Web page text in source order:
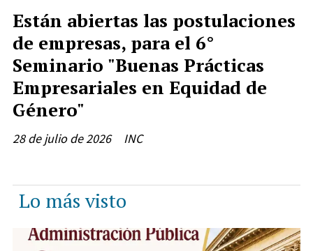
Están abiertas las postulaciones
de empresas, para el 6°
Seminario "Buenas Prácticas
Empresariales en Equidad de
Género"
INC
28 de julio de 2026
Lo más visto